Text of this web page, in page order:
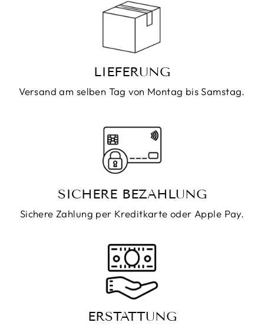
LIEFERUNG
Versand am selben Tag von Montag bis Samstag.
SICHERE BEZAHLUNG
Sichere Zahlung per Kreditkarte oder Apple Pay.
ERSTATTUNG